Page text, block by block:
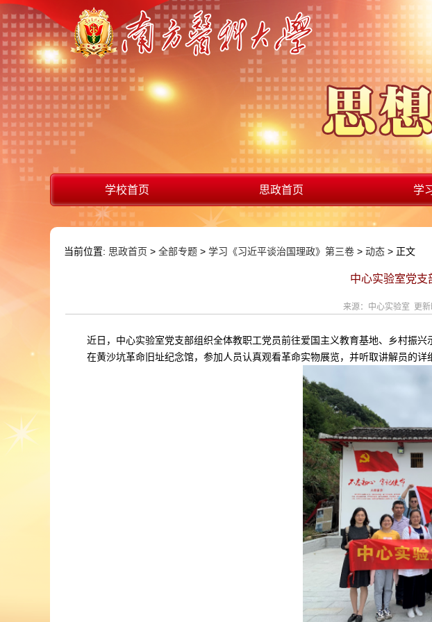
学校首页 思政首页 学
当前位置: 思政首页 > 全部专题 > 学习《习近平谈治国理政》第三卷 > 动态 > 正文
中心实验室党支
来源：中心实验室 更
近日，中心实验室党支部组织全体教职工党员前往爱国主义教育基地、乡村振兴
在黄沙坑革命旧址纪念馆，参加人员认真观看革命实物展览，并听取讲解员的